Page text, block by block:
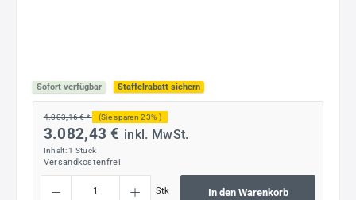
Sofort verfügbar Staffelrabatt sichern
4.003,16 € * (Sie sparen 23% )
3.082,43 € inkl. MwSt.
Inhalt: 1 Stück
Versandkostenfrei
Stk In den Warenkorb